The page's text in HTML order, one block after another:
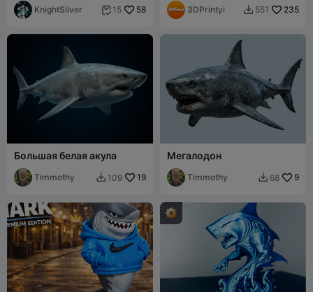
Shark XKnightSilver  15 58 3DPrintyi  551 235
Большая белая акула
Timmothy  109 19
Мегалодон
Timmothy  68 9